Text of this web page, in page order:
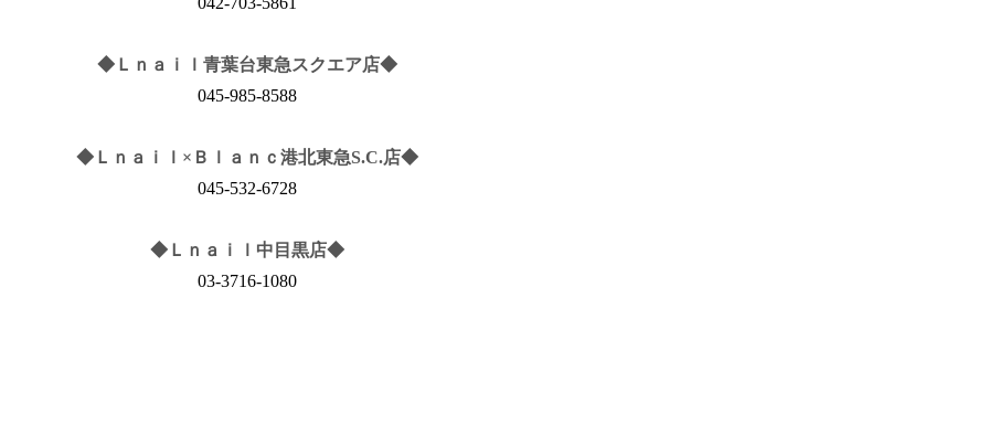
◆Ｌｎａｉｌ青葉台東急スクエア店◆
045-985-8588
◆Ｌｎａｉｌ×Ｂｌａｎｃ港北東急S.C.店◆
045-532-6728
◆Ｌｎａｉｌ中目黒店◆
03-3716-1080